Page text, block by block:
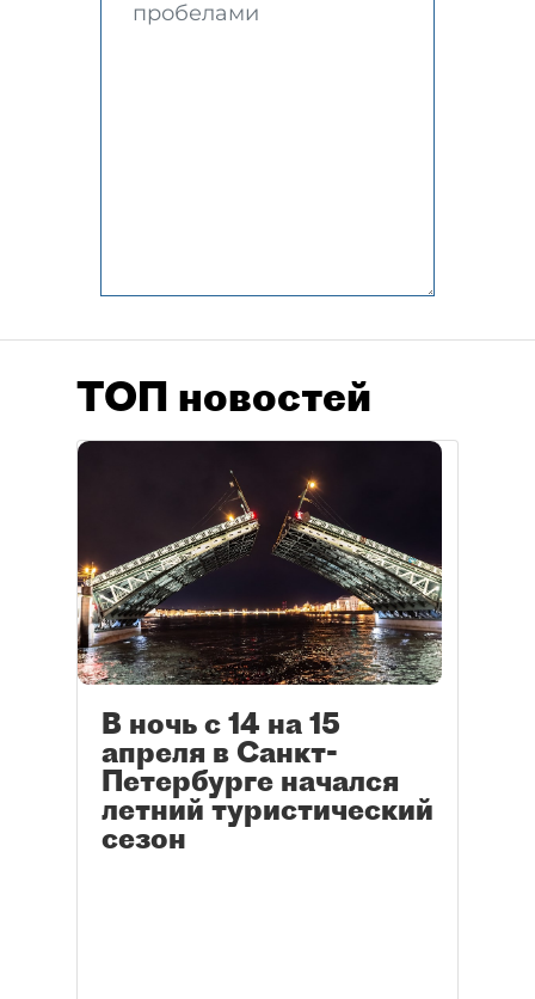
ТОП новостей
В ночь с 14 на 15
апреля в Санкт-
Петербурге начался
летний туристический
сезон